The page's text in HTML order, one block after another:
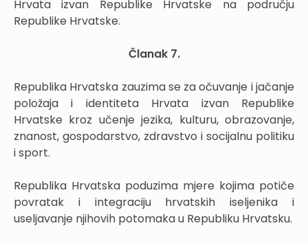
Hrvata izvan Republike Hrvatske na području
Republike Hrvatske.
Članak 7.
Republika Hrvatska zauzima se za očuvanje i jačanje
položaja i identiteta Hrvata izvan Republike
Hrvatske kroz učenje jezika, kulturu, obrazovanje,
znanost, gospodarstvo, zdravstvo i socijalnu politiku
i sport.
Republika Hrvatska poduzima mjere kojima potiče
povratak i integraciju hrvatskih iseljenika i
useljavanje njihovih potomaka u Republiku Hrvatsku.